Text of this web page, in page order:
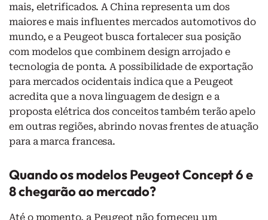
mais, eletrificados. A China representa um dos
maiores e mais influentes mercados automotivos do
mundo, e a Peugeot busca fortalecer sua posição
com modelos que combinem design arrojado e
tecnologia de ponta. A possibilidade de exportação
para mercados ocidentais indica que a Peugeot
acredita que a nova linguagem de design e a
proposta elétrica dos conceitos também terão apelo
em outras regiões, abrindo novas frentes de atuação
para a marca francesa.
Quando os modelos Peugeot Concept 6 e
8 chegarão ao mercado?
Até o momento, a Peugeot não forneceu um